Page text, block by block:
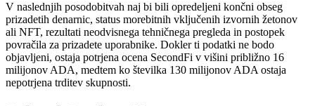
V naslednjih posodobitvah naj bi bili opredeljeni končni obseg
prizadetih denarnic, status morebitnih vključenih izvornih žetonov
ali NFT, rezultati neodvisnega tehničnega pregleda in postopek
povračila za prizadete uporabnike. Dokler ti podatki ne bodo
objavljeni, ostaja potrjena ocena SecondFi v višini približno 16
milijonov ADA, medtem ko številka 130 milijonov ADA ostaja
nepotrjena trditev skupnosti.